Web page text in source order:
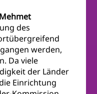
des
werden,
Da viele
der Länder
Einrichtung